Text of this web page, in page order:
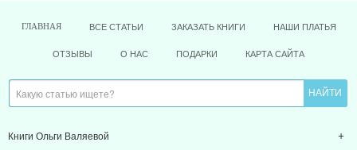
ГЛАВНАЯ ВСЕ СТАТЬИ ЗАКАЗАТЬ КНИГИ НАШИ ПЛАТЬЯ
ОТЗЫВЫ О НАС ПОДАРКИ КАРТА САЙТА
Книги Ольги Валяевой